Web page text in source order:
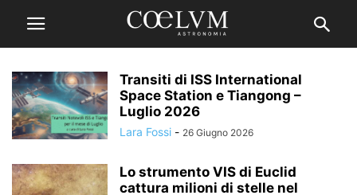
Transiti di ISS International
Space Station e Tiangong –
Luglio 2026
Lara Fossi - 26 Giugno 2026
Lo strumento VIS di Euclid
cattura milioni di stelle nel